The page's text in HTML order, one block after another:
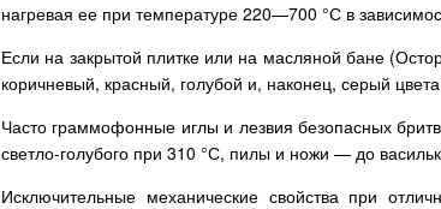
нагревая ее при температуре 220—700 °С в
Если на закрытой плитке или на масляной бане
коричневый, красный, голубой и, наконец, серый
Часто граммофонные иглы и лезвия безопасных
светло-голубого при 310 °С, пилы и ножи — до
Исключительные механические свойства при